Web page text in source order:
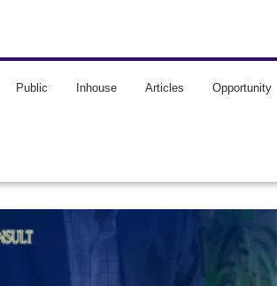
Public Inhouse Articles Opportunity